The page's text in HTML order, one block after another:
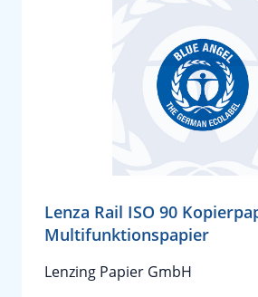
Lenza Rail ISO 90
Multifunktionspapier
Lenzing Papier GmbH